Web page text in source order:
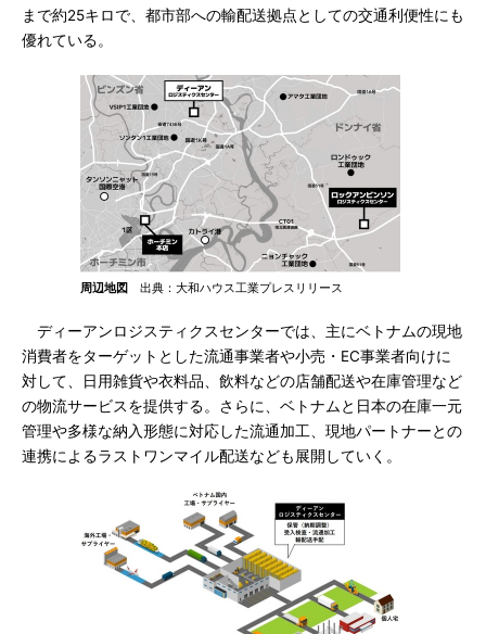
まで約25キロで、都市部への輸配送拠点としての交通利便性にも
優れている。
周辺地図 出典：大和ハウス工業プレスリリース
ディーアンロジスティクスセンターでは、主にベトナムの現地
消費者をターゲットとした流通事業者や小売・EC事業者向けに
対して、日用雑貨や衣料品、飲料などの店舗配送や在庫管理など
の物流サービスを提供する。さらに、ベトナムと日本の在庫一元
管理や多様な納入形態に対応した流通加工、現地パートナーとの
連携によるラストワンマイル配送なども展開していく。